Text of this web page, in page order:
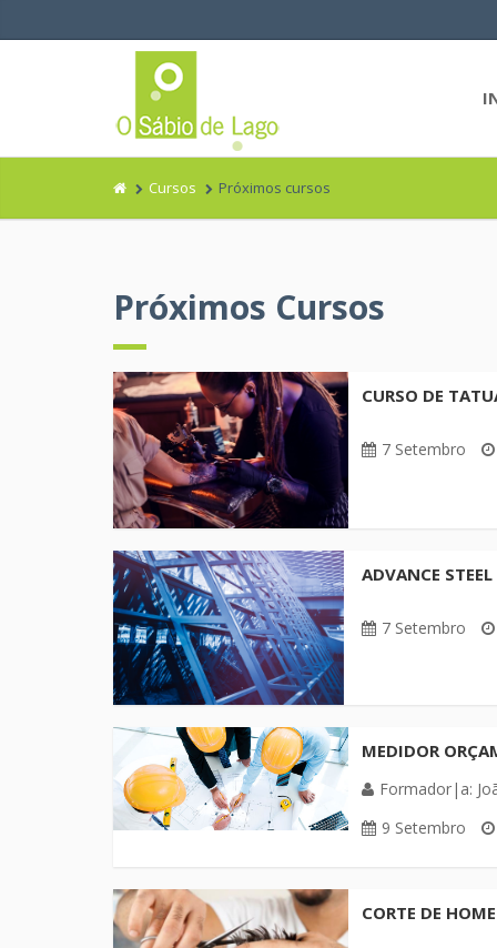
Cursos Próximos cursos
Próximos Cursos
CURSO DE
7 Setembro
ADVANCE
7 Setembro
MEDIDOR
Formador|a:
9 Setembro
CORTE DE